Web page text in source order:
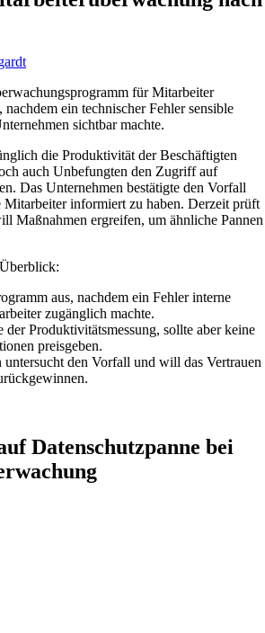
für Mitarbeiter
ein technischer Fehler sensible
sichtbar machte.
die Produktivität der Beschäftigten
auch Unbefungten den Zugriff auf
Das Unternehmen bestätigte den Vorfall
informiert zu haben. Derzeit prüft
Maßnahmen ergreifen, um ähnliche Pannen
aus, nachdem ein Fehler interne
zugänglich machte.
der Produktivitätsmessung, sollte aber keine
preisgeben.
untersucht den Vorfall und will das Vertrauen
Datenschutzpanne bei